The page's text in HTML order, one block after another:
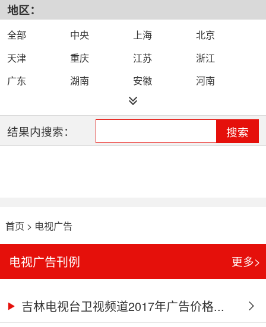
都市
文化
文艺 娱乐
影视
电影
生活 电视剧
综合
时尚
民生 IPTV智能电视
数字电视
站）
地区：
全部 中央 上海
北京
天津
重庆 江苏
浙江
广东
湖南 安徽
河南
四川
辽宁
山西
海南 陕西
甘肃
结果内搜索： 搜索
首页 > 电视广告
电视广告刊例 更多>
吉林电视台卫视频道2017年广告价格...